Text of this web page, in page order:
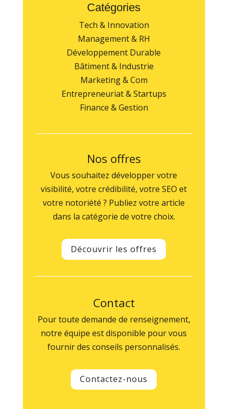
Catégories
Tech & Innovation
Management & RH
Développement Durable
Bâtiment & Industrie
Marketing & Com
Entrepreneuriat & Startups
Finance & Gestion
Nos offres
Vous souhaitez développer votre
visibilité, votre crédibilité, votre SEO et
votre notoriété ? Publiez votre article
dans la catégorie de votre choix.
Découvrir les offres
Contact
Pour toute demande de renseignement,
notre équipe est disponible pour vous
fournir des conseils personnalisés.
Contactez-nous